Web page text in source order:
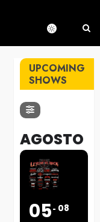
UPCOMING
SHOWS
AGOSTO
05 08